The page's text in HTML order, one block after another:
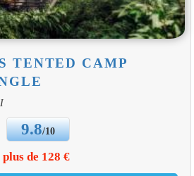
TENTED CAMP
9.8/10
plus de 128 €